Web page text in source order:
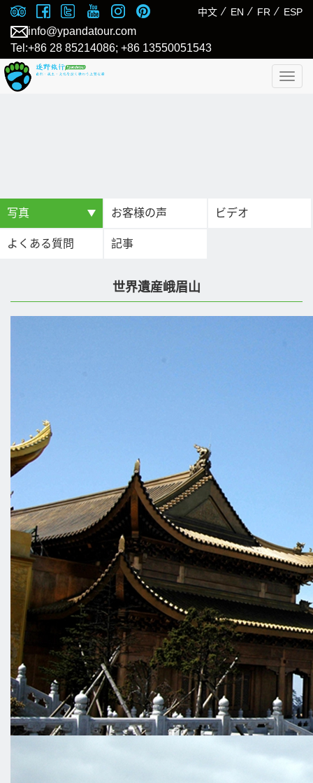
中文 ⁄ EN ⁄ FR ⁄ ESP
info@ypandatour.com
Tel:+86 28 85214086; +86 13550051543
写真 お客様の声 ビデオ
よくある質問 記事
世界遺産峨眉山